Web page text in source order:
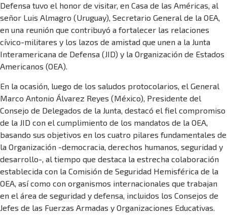
Defensa tuvo el honor de visitar, en Casa de las Américas, al
señor Luis Almagro (Uruguay), Secretario General de la OEA,
en una reunión que contribuyó a fortalecer las relaciones
cívico-militares y los lazos de amistad que unen a la Junta
Interamericana de Defensa (JID) y la Organización de Estados
Americanos (OEA).
En la ocasión, luego de los saludos protocolarios, el General
Marco Antonio Álvarez Reyes (México), Presidente del
Consejo de Delegados de la Junta, destacó el fiel compromiso
de la JID con el cumplimiento de los mandatos de la OEA,
basando sus objetivos en los cuatro pilares fundamentales de
la Organización -democracia, derechos humanos, seguridad y
desarrollo-, al tiempo que destaca la estrecha colaboración
establecida con la Comisión de Seguridad Hemisférica de la
OEA, así como con organismos internacionales que trabajan
en el área de seguridad y defensa, incluidos los Consejos de
Jefes de las Fuerzas Armadas y Organizaciones Educativas.